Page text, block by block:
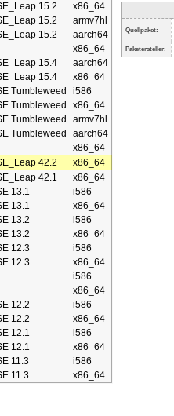
15.2
x86_64
15.2
armv7hl
15.2
aarch64
x86_64
15.4
aarch64
15.4
x86_64
Tumbleweed
i586
Tumbleweed
x86_64
Tumbleweed
armv7hl
Tumbleweed
aarch64
x86_64
42.2
x86_64
42.1
x86_64
13.1
i586
13.1
x86_64
13.2
i586
13.2
x86_64
12.3
i586
12.3
x86_64
i586
x86_64
12.2
i586
12.2
x86_64
12.1
i586
12.1
x86_64
11.3
i586
11.3 x86_64
Quellpaket:
Paketersteller: